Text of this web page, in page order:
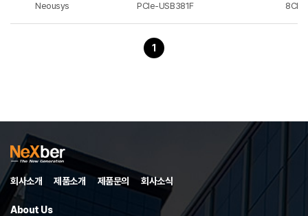
Neousys PCIe-USB381F 8CH
1
회사소개 제품소개 제품문의 회사소식
About Us